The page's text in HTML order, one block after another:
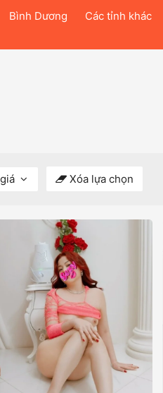
Bình Dương Các tỉnh khác
Xóa lựa chọn